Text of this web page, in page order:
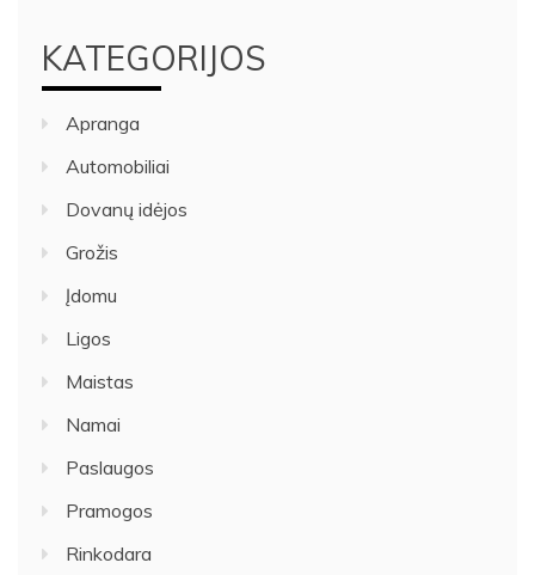
KATEGORIJOS
Apranga
Automobiliai
Dovanų idėjos
Grožis
Įdomu
Ligos
Maistas
Namai
Paslaugos
Pramogos
Rinkodara